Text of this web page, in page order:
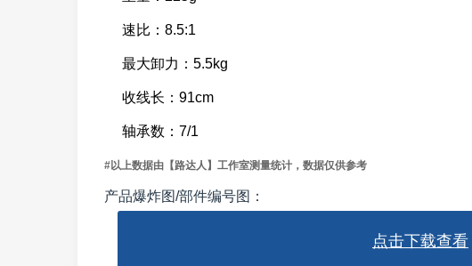
速比：8.5:1
最大卸力：5.5kg
收线长：91cm
轴承数：7/1
#以上数据由【路达人】工作室测量统计，数据仅供参考
产品爆炸图/部件编号图：
点击下载查看